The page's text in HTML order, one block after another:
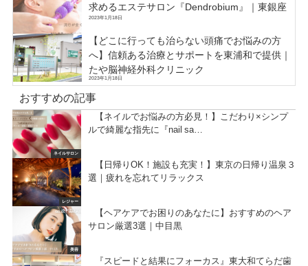
求めるエステサロン『Dendrobium』｜東銀座
2023年1月18日
【どこに行っても治らない頭痛でお悩みの方
へ】信頼ある治療とサポートを東浦和で提供｜
たや脳神経外科クリニック
2023年1月18日
おすすめの記事
ネイルサロン
【ネイルでお悩みの方必見！】こだわり×シンプ
ルで綺麗な指先に『nail sa…
レジャー
【日帰りOK！施設も充実！】東京の日帰り温泉３
選｜疲れを忘れてリラックス
美容
【ヘアケアでお困りのあなたに】おすすめのヘア
サロン厳選3選｜中目黒
『スピードと結果にフォーカス』東大和てらだ歯